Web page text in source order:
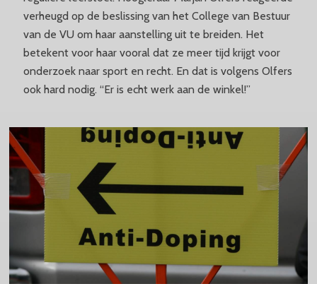
verheugd op de beslissing van het College van Bestuur
van de VU om haar aanstelling uit te breiden. Het
betekent voor haar vooral dat ze meer tijd krijgt voor
onderzoek naar sport en recht. En dat is volgens Olfers
ook hard nodig. “Er is echt werk aan de winkel!”